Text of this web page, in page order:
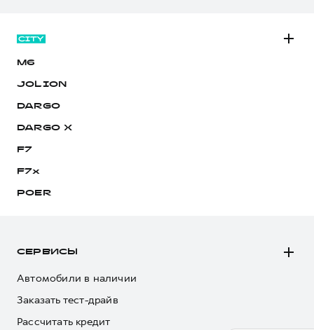
M6
JOLION
DARGO
DARGO Х
F7
F7x
POER
СЕРВИСЫ
Автомобили в наличии
Заказать тест-драйв
Рассчитать кредит